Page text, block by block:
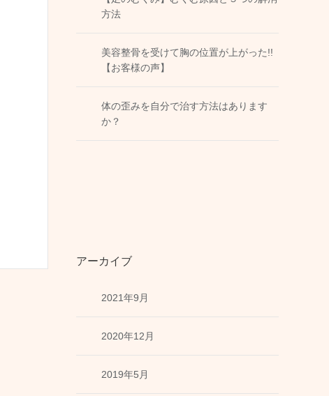
方法
美容整骨を受けて胸の位置が上がった!!
【お客様の声】
体の歪みを自分で治す方法はあります
か？
アーカイブ
2021年9月
2020年12月
2019年5月